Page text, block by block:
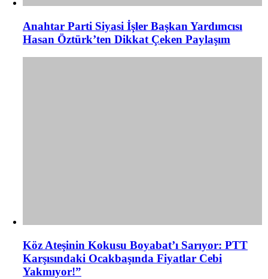
Anahtar Parti Siyasi İşler Başkan Yardımcısı
Hasan Öztürk’ten Dikkat Çeken Paylaşım
Köz Ateşinin Kokusu Boyabat’ı Sarıyor: PTT
Karşısındaki Ocakbaşında Fiyatlar Cebi
Yakmıyor!”